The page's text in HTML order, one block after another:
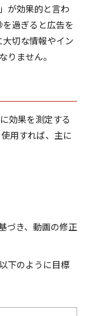
が効果的と言わ
過ぎると広告を
切な情報やイン
りません。
効果を測定する
用すれば、主に
づき、動画の修正
下のように目標